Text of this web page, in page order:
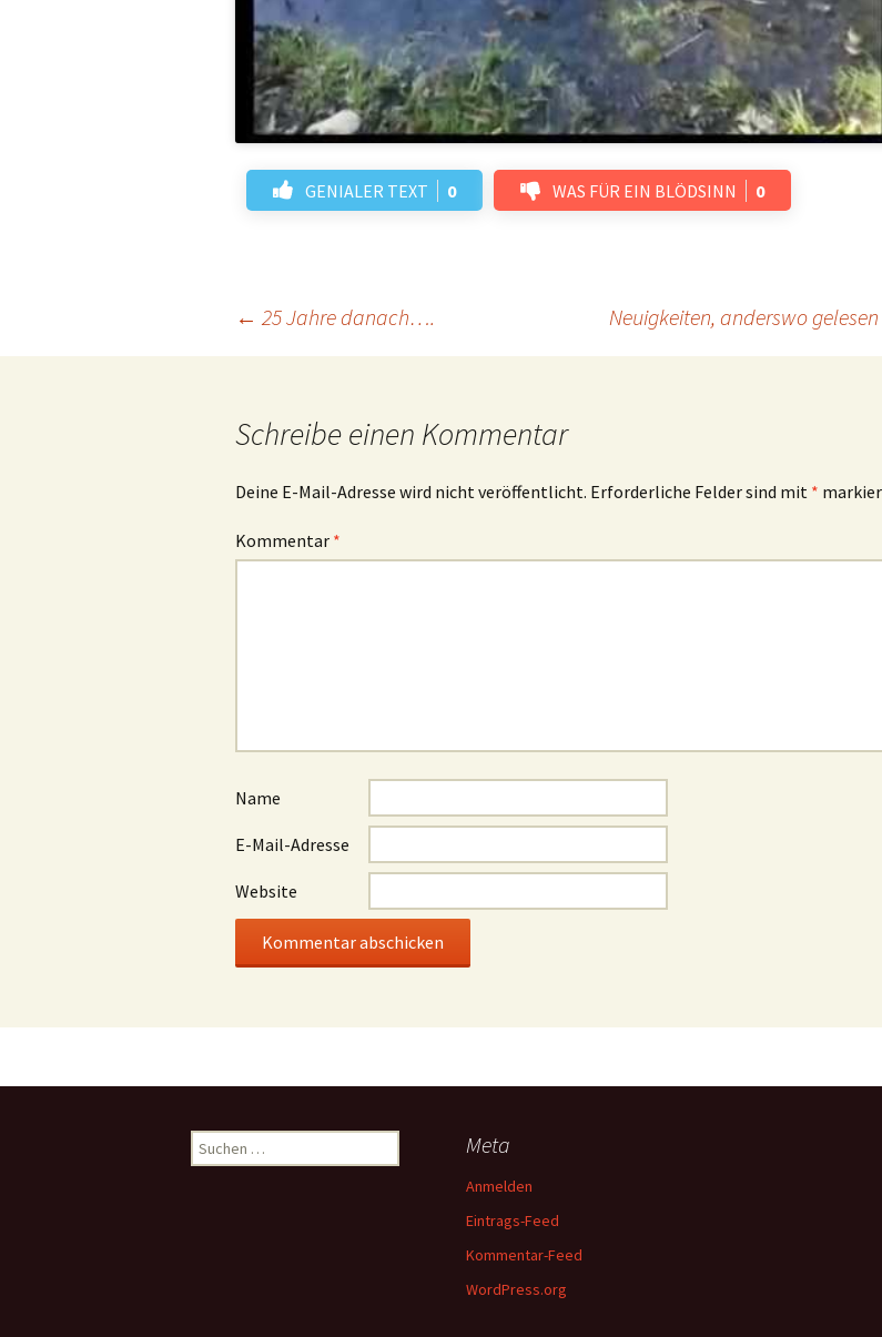
GENIALER TEXT 0 WAS FÜR EIN BLÖDSINN 0
← 25 Jahre danach…. Neuigkeiten, anderswo gelesen
Schreibe einen Kommentar
Deine E-Mail-Adresse wird nicht veröffentlicht. Erforderliche Felder sind mit *
Kommentar *
Name
E-Mail-Adresse
Website
Suchen
nach:
Meta
Anmelden
Eintrags-Feed
Kommentar-Feed
WordPress.org